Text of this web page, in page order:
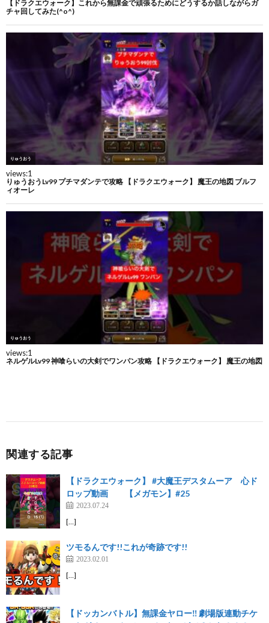
関連する記事
【ドラクエウォーク】 #大魔王デスタムーア 心ド
ロップ動画 【メガモン】#25
2023.07.24
[…]
ツモるんです!!これが奇跡です!!
2023.02.01
[…]
【ドッカンバトル】無課金ヤロー‼️ 劇場版連動チケ